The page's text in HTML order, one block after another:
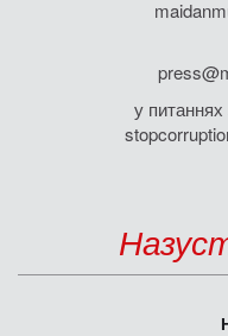
у питаннях